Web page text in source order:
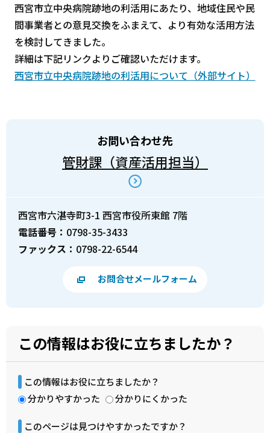
西宮市立中央病院跡地の利活用にあたり、地域住民や民
間事業者との意見交換をふまえて、より有効な活用方法
を検討してきました。
詳細は下記リンクよりご確認いただけます。
西宮市立中央病院跡地の利活用について（外部サイト）
お問い合わせ先
管財課（資産活用担当）
西宮市六湛寺町3-1 西宮市役所東館 7階
電話番号： 0798-35-3433
ファックス： 0798-22-6544
お問合せメールフォーム
この情報はお役に立ちましたか？
この情報はお役に立ちましたか？
分かりやすかった
分かりにくかった
このページは見つけやすかったですか？